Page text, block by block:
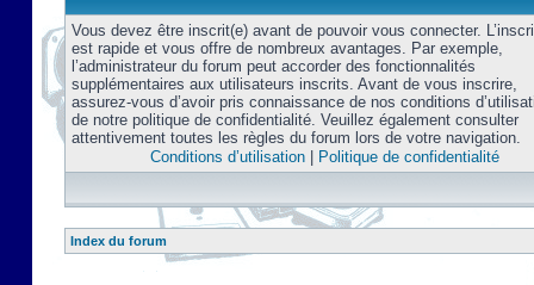
Vous devez être inscrit(e) avant de pouvoir vous connecter.
est rapide et vous offre de nombreux avantages. Par exemple,
l’administrateur du forum peut accorder des fonctionnalités
supplémentaires aux utilisateurs inscrits. Avant de vous inscrire,
assurez-vous d’avoir pris connaissance de nos conditions
de notre politique de confidentialité. Veuillez également consulter
attentivement toutes les règles du forum lors de votre navigation.
Conditions d’utilisation| Politique de confidentialité
Index du forum